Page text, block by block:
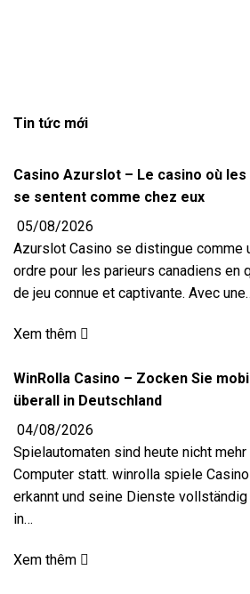
Tin tức mới
Casino Azurslot – Le casino où
se sentent comme chez eux
05/08/2026
Azurslot Casino se distingue comme
ordre pour les parieurs canadiens en
de jeu connue et captivante. Avec
Xem thêm
WinRolla Casino – Zocken Sie
überall in Deutschland
04/08/2026
Spielautomaten sind heute nicht
Computer statt. winrolla spiele
erkannt und seine Dienste
in…
Xem thêm